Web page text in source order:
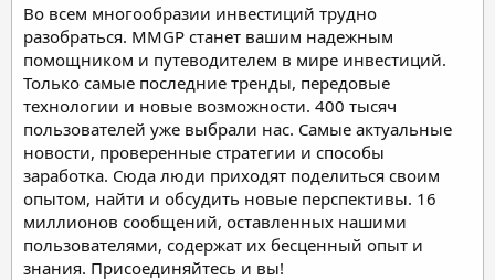
Во всем многообразии инвестиций трудно
разобраться. MMGP станет вашим надежным
помощником и путеводителем в мире инвестиций.
Только самые последние тренды, передовые
технологии и новые возможности. 400 тысяч
пользователей уже выбрали нас. Самые актуальные
новости, проверенные стратегии и способы
заработка. Сюда люди приходят поделиться своим
опытом, найти и обсудить новые перспективы. 16
миллионов сообщений, оставленных нашими
пользователями, содержат их бесценный опыт и
знания. Присоединяйтесь и вы!